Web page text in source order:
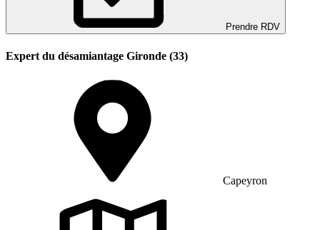
Prendre RDV
Expert du désamiantage Gironde (33)
Capeyron